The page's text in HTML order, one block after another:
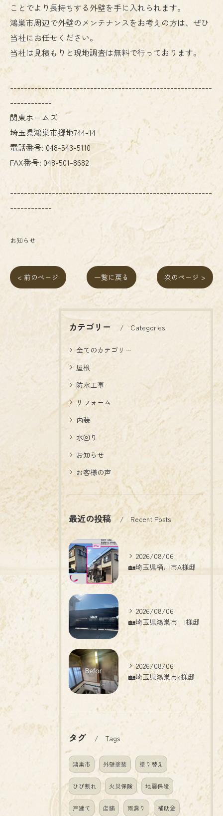
ことでより長持ちする外壁を手に入れられます。
鴻巣市周辺で外壁のメンテナンスをお考えの方は、ぜひ
当社にお任せください。
当社は見積もりと現地調査は無料で行っております。
----------------------------------------------------------
------------
関東ホームズ
埼玉県鴻巣市郷地744-14
電話番号: 048-543-5110
FAX番号: 048-501-8682
----------------------------------------------------------
------------
お知らせ
< 前のページ 一覧に戻る 次のページ >
カテゴリー Categories
全てのカテゴリー
屋根
防水工事
リフォーム
内装
水回り
お知らせ
お客様の声
最近の投稿 Recent Posts
2026/08/06
🏡埼玉県桶川市A様邸
2026/08/06
🏡埼玉県鴻巣市 I様邸
2026/08/06
🏡埼玉県鴻巣市k様邸
タグ Tags
鴻巣市 外壁塗装 塗り替え
ひび割れ 火災保険 地震保険
戸建て 店舗 雨漏り 補助金